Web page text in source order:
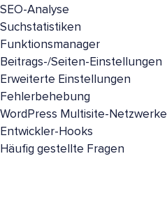
SEO-Analyse
Suchstatistiken
Funktionsmanager
Beitrags-/Seiten-Einstellungen
Erweiterte Einstellungen
Fehlerbehebung
WordPress Multisite-Netzwerke
Entwickler-Hooks
Häufig gestellte Fragen